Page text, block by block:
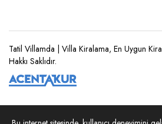
Tatil Villamda | Villa Kiralama, En Uygun
Hakkı Saklıdır.